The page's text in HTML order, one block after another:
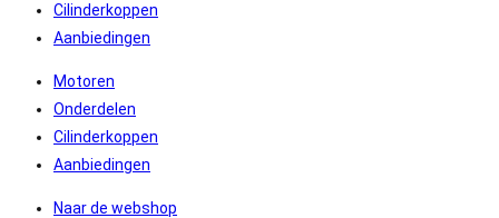
Cilinderkoppen
Aanbiedingen
Motoren
Onderdelen
Cilinderkoppen
Aanbiedingen
Naar de webshop